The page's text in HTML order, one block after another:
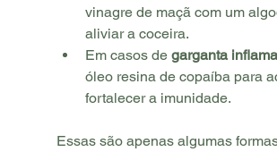
vinagre de maçã com um
aliviar a coceira.
Em casos de garganta
óleo resina de copaíba para
fortalecer a imunidade.
Essas são apenas algumas